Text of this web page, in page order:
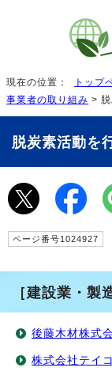
現在の位置： トップ
事業者の取り組み >
脱炭素活動を
ページ番号1024927
［建設業・製
後藤木材株式
株式会社テイ